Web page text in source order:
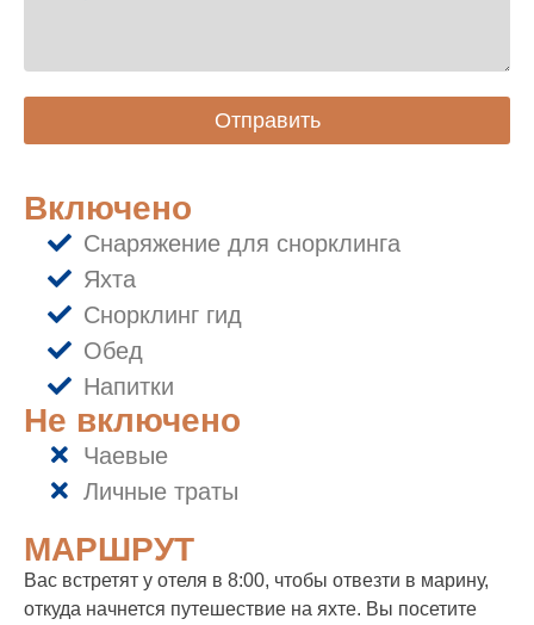
Отправить
Включено
Снаряжение для снорклинга
Яхта
Снорклинг гид
Обед
Напитки
Не включено
Чаевые
Личные траты
МАРШРУТ
Вас встретят у отеля в 8:00, чтобы отвезти в марину,
откуда начнется путешествие на яхте. Вы посетите